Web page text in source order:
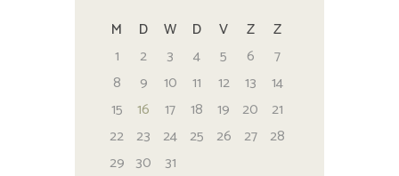
M
D W D V Z
Z
1
2 3 4 5 6
7
8
9 10 11 12 13
14
15
16 17 18 19 20
21
22 23 24 25 26 27 28
29 30 31